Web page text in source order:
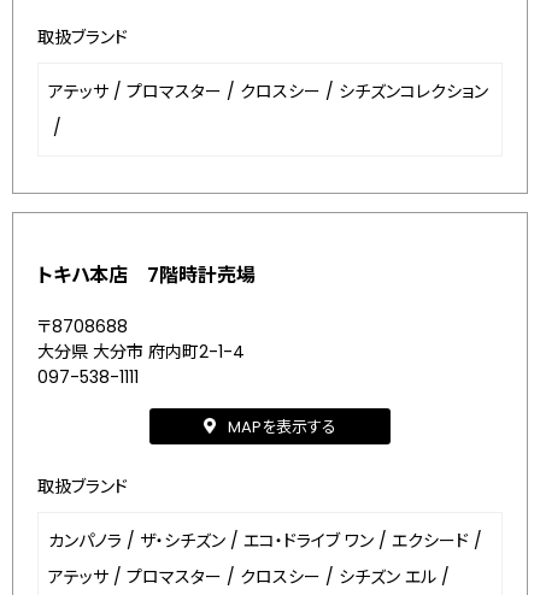
取扱ブランド
アテッサ / プロマスター / クロスシー / シチズンコレクション
/
トキハ本店 7階時計売場
〒8708688
大分県 大分市 府内町2-1-4
097-538-1111
MAPを表示する
取扱ブランド
カンパノラ / ザ・シチズン / エコ・ドライブ ワン / エクシード /
アテッサ / プロマスター / クロスシー / シチズン エル /